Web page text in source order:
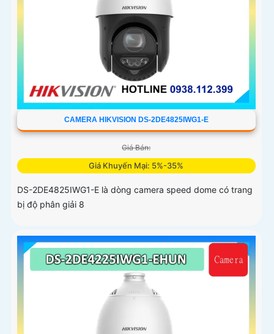
CAMERA HIKVISION DS-2DE4825IWG1-E
Giá Bán:
Giá Khuyến Mại: 5%-35%
DS-2DE4825IWG1-E là dòng camera speed dome có trang
bị độ phân giải 8